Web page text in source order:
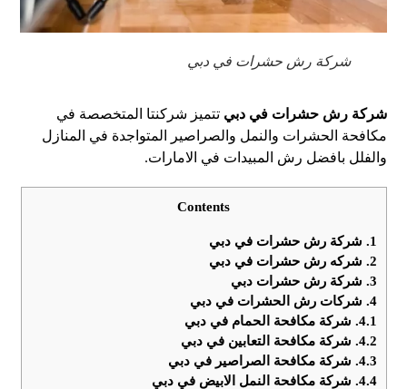
شركة رش حشرات في دبي
شركة رش حشرات في دبي تتميز شركنتا المتخصصة في
مكافحة الحشرات والنمل والصراصير المتواجدة في المنازل
والفلل بافضل رش المبيدات في الامارات.
Contents
1. شركة رش حشرات في دبي
2. شركه رش حشرات في دبي
3. شركة رش حشرات دبي
4. شركات رش الحشرات في دبي
4.1. شركة مكافحة الحمام في دبي
4.2. شركة مكافحة التعابين في دبي
4.3. شركة مكافحة الصراصير في دبي
4.4. شركة مكافحة النمل الابيض في دبي